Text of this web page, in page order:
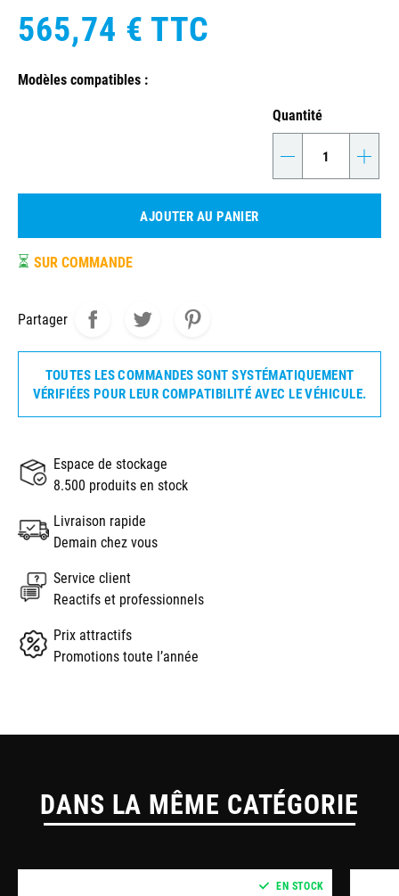
565,74 € TTC
Modèles compatibles :
Quantité
- +
AJOUTER AU PANIER
⏳ SUR COMMANDE
Partager
TOUTES LES COMMANDES SONT SYSTÉMATIQUEMENT
VÉRIFIÉES POUR LEUR COMPATIBILITÉ AVEC LE VÉHICULE.
Espace de stockage
8.500 produits en stock
Livraison rapide
Demain chez vous
Service client
Reactifs et professionnels
Prix attractifs
Promotions toute l’année
DANS LA MÊME CATÉGORIE
EN STOCK